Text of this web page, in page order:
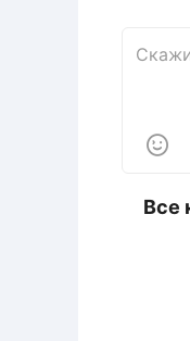

Все